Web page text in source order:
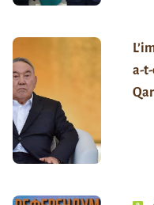
a-